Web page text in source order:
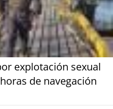
explotación sexual
de navegación